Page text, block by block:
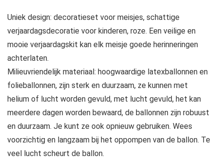
Uniek design: decoratieset voor meisjes, schattige
verjaardagsdecoratie voor kinderen, roze. Een veilige en
mooie verjaardagskit kan elk meisje goede herinneringen
achterlaten.
Milieuvriendelijk materiaal: hoogwaardige latexballonnen en
folieballonnen, zijn sterk en duurzaam, ze kunnen met
helium of lucht worden gevuld, met lucht gevuld, het kan
meerdere dagen worden bewaard, de ballonnen zijn robuust
en duurzaam. Je kunt ze ook opnieuw gebruiken. Wees
voorzichtig en langzaam bij het oppompen van de ballon. Te
veel lucht scheurt de ballon.